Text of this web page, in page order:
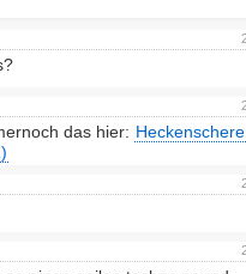
das hier: